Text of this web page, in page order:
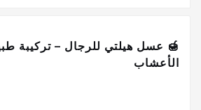
🍯 عسل هيلتي للرجال – تركيبة
الأعشاب